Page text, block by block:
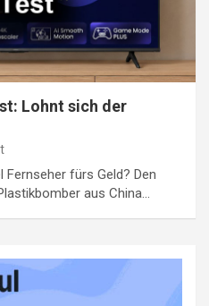
Lohnt sich der
Fernseher fürs Geld? Den
aus China…